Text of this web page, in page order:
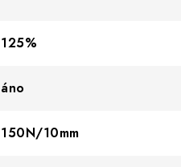
125%
áno
150N/10mm